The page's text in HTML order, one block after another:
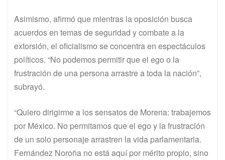
Asimismo, afirmó que mientras la oposición busca
acuerdos en temas de seguridad y combate a la
extorsión, el oficialismo se concentra en espectáculos
políticos. “No podemos permitir que el ego o la
frustración de una persona arrastre a toda la nación”,
subrayó.
“Quiero dirigirme a los sensatos de Morena: trabajemos
por México. No permitamos que el ego y la frustración
de un solo personaje arrastren la vida parlamentaria.
Fernández Noroña no está aquí por mérito propio, sino